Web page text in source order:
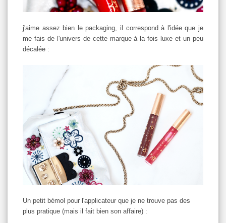
j'aime assez bien le packaging, il correspond à l'idée que je
me fais de l'univers de cette marque à la fois luxe et un peu
décalée :
Un petit bémol pour l'applicateur que je ne trouve pas des
plus pratique (mais il fait bien son affaire) :